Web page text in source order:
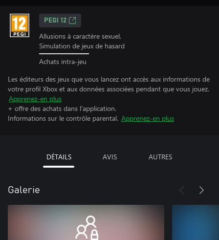
PEGI 12
Allusions à caractère sexuel,
Simulation de jeux de hasard
Achats intra-jeu
Les éditeurs des jeux que vous lancez ont accès aux informations de
votre profil Xbox et aux données associées pendant que vous jouez.
Apprenez-en plus
+ offre des achats dans l'application.
Informations sur le contrôle parental. Apprenez-en plus
DÉTAILS AVIS AUTRES
Galerie